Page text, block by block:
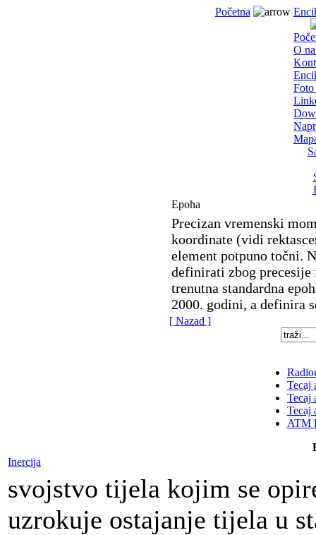
Početna
O
Foto
Epoha
Precizan vremenski
koordinate (vidi
element potpuno točni.
definirati zbog
trenutna standardna
2000. godini, a definira
[ Nazad ]
Tecaj
Tecaj
Tecaj
ATM
Inercija
svojstvo tijela kojim se
uzrokuje ostajanje tijela u